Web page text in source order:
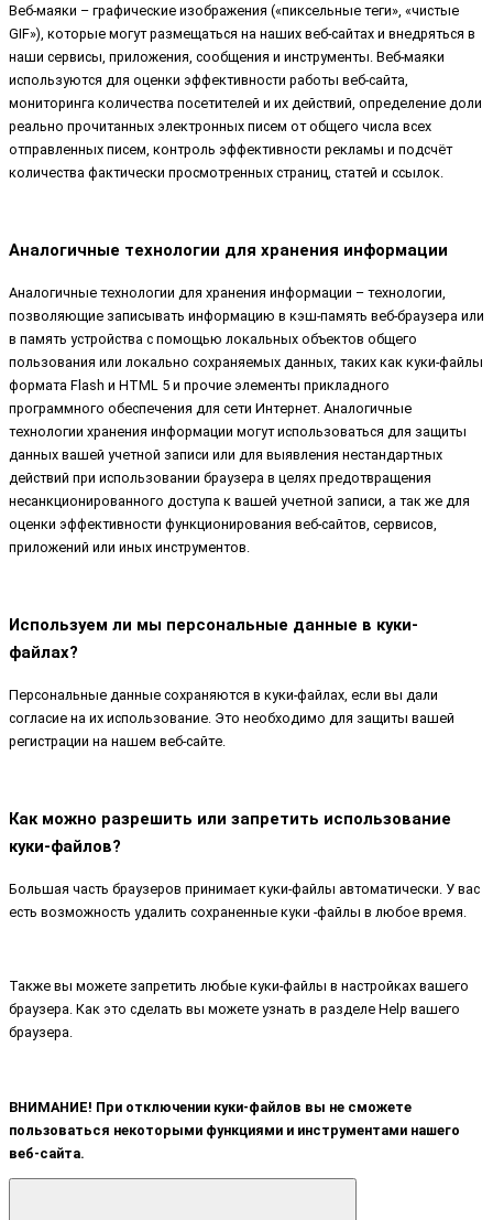
Веб-маяки – графические изображения («пиксельные теги», «чистые
GIF»), которые могут размещаться на наших веб-сайтах и внедряться в
наши сервисы, приложения, сообщения и инструменты. Веб-маяки
используются для оценки эффективности работы веб-сайта,
мониторинга количества посетителей и их действий, определение доли
реально прочитанных электронных писем от общего числа всех
отправленных писем, контроль эффективности рекламы и подсчёт
количества фактически просмотренных страниц, статей и ссылок.
Аналогичные технологии для хранения информации
Аналогичные технологии для хранения информации – технологии,
позволяющие записывать информацию в кэш-память веб-браузера или
в память устройства с помощью локальных объектов общего
пользования или локально сохраняемых данных, таких как куки-файлы
формата Flash и HTML 5 и прочие элементы прикладного
программного обеспечения для сети Интернет. Аналогичные
технологии хранения информации могут использоваться для защиты
данных вашей учетной записи или для выявления нестандартных
действий при использовании браузера в целях предотвращения
несанкционированного доступа к вашей учетной записи, а так же для
оценки эффективности функционирования веб-сайтов, сервисов,
приложений или иных инструментов.
Используем ли мы персональные данные в куки-
файлах?
Персональные данные сохраняются в куки-файлах, если вы дали
согласие на их использование. Это необходимо для защиты вашей
регистрации на нашем веб-сайте.
Как можно разрешить или запретить использование
куки-файлов?
Большая часть браузеров принимает куки-файлы автоматически. У вас
есть возможность удалить сохраненные куки -файлы в любое время.
Также вы можете запретить любые куки-файлы в настройках вашего
браузера. Как это сделать вы можете узнать в разделе Help вашего
браузера.
ВНИМАНИЕ! При отключении куки-файлов вы не сможете
пользоваться некоторыми функциями и инструментами нашего
веб-сайта.